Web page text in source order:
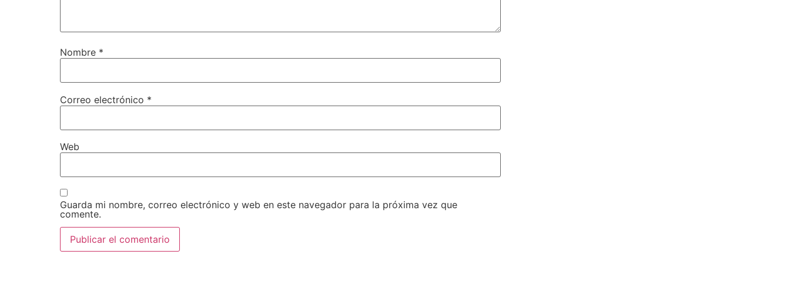
Nombre *
Correo electrónico *
Web
Guarda mi nombre, correo electrónico y web en este navegador para la próxima vez que
comente.